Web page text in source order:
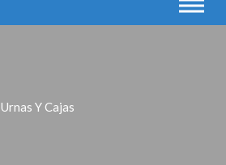
Urnas Y Cajas